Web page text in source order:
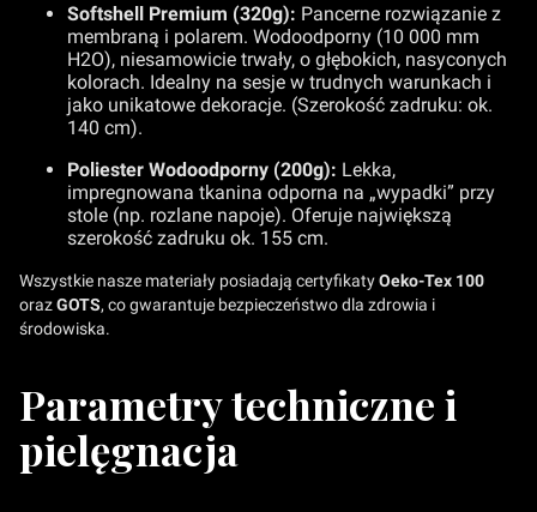
Softshell Premium (320g): Pancerne rozwiązanie z
membraną i polarem. Wodoodporny (10 000 mm
H2O), niesamowicie trwały, o głębokich, nasyconych
kolorach. Idealny na sesje w trudnych warunkach i
jako unikatowe dekoracje. (Szerokość zadruku: ok.
140 cm).
Poliester Wodoodporny (200g): Lekka,
impregnowana tkanina odporna na „wypadki” przy
stole (np. rozlane napoje). Oferuje największą
szerokość zadruku ok. 155 cm.
Wszystkie nasze materiały posiadają certyfikatyOeko-Tex 100
orazGOTS, co gwarantuje bezpieczeństwo dla zdrowia i
środowiska.
Parametry techniczne i
pielęgnacja